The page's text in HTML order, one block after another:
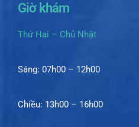
Giờ khám
Thứ Hai – Chủ Nhật
Sáng: 07h00 – 12h00
Chiều: 13h00 – 16h00